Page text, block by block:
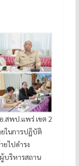
.สพป.แพร่ เขต 2
ในการปฏิบัติ
ไปดำรง
บริหารสถาน